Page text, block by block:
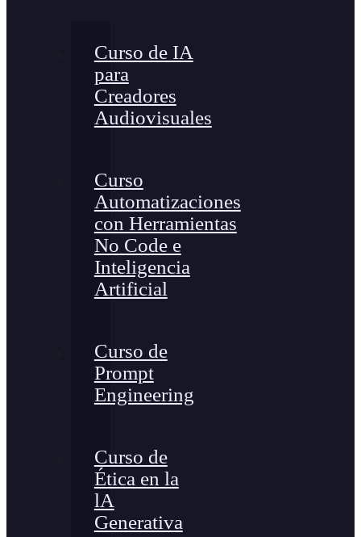
Curso de IA
para
Creadores
Audiovisuales
Curso
Automatizaciones
con Herramientas
No Code e
Inteligencia
Artificial
Curso de
Prompt
Engineering
Curso de
Ética en la
lA
Generativa